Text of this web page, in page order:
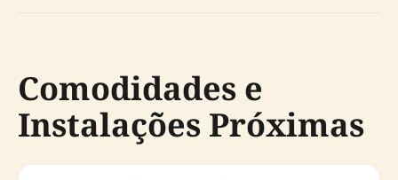
Comodidades e
Instalações Próximas